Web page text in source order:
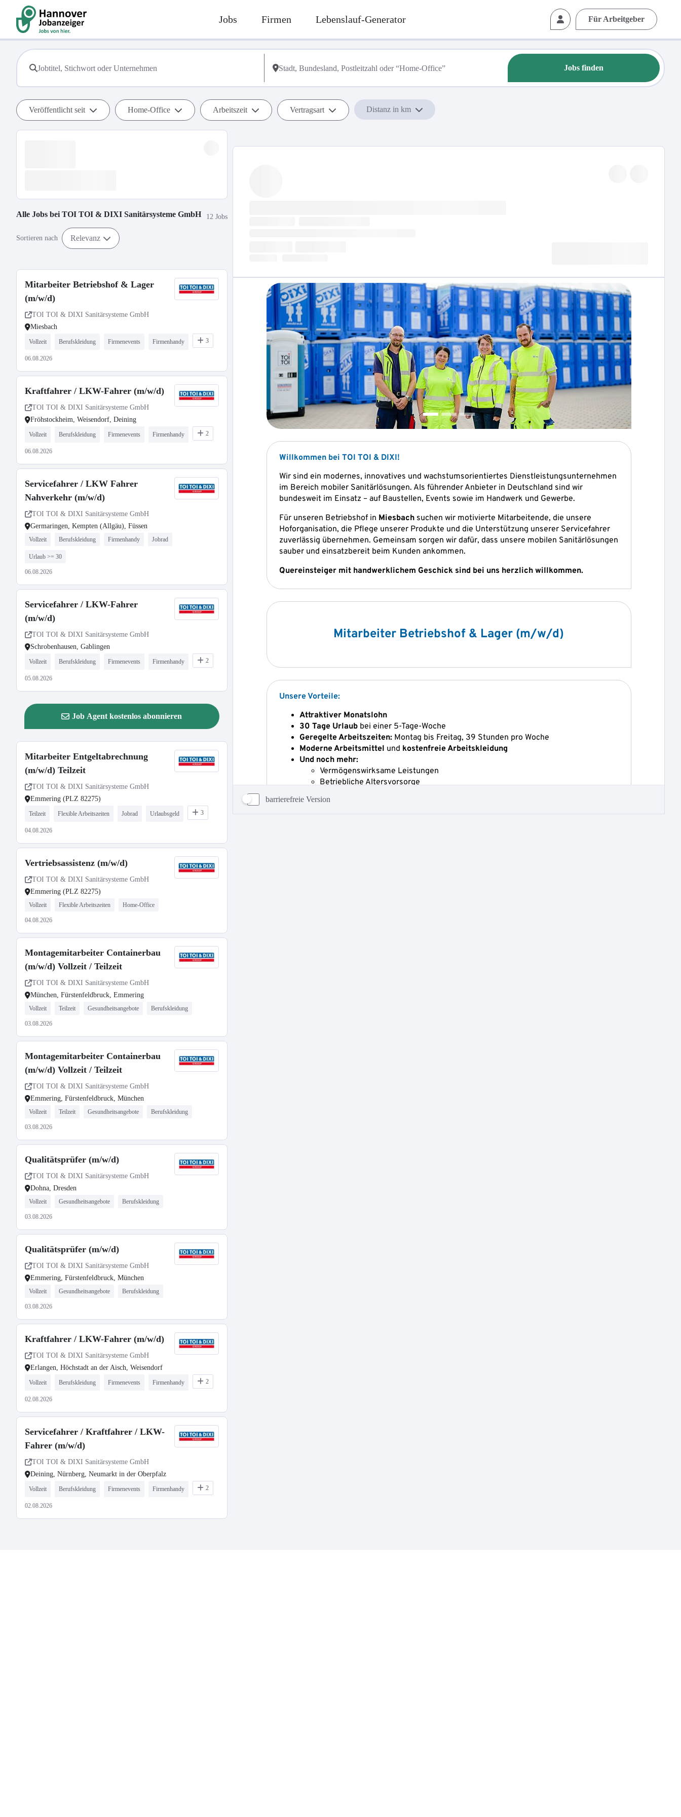
Jobs Firmen Lebenslauf-Generator Für Arbeitgeber
Jobs finden
Veröffentlicht seit Home-Office Arbeitszeit Vertragsart Distanz in km
Alle Jobs bei TOI TOI & DIXI Sanitärsysteme GmbH 12 Jobs
Sortieren nach Relevanz
Mitarbeiter Betriebshof & Lager
(m/w/d)
TOI TOI & DIXI Sanitärsysteme GmbH
Miesbach
Vollzeit Berufskleidung Firmenevents Firmenhandy 3
06.08.2026
Kraftfahrer / LKW-Fahrer (m/w/d)
TOI TOI & DIXI Sanitärsysteme GmbH
Fröhstockheim, Weisendorf, Deining
Vollzeit Berufskleidung Firmenevents Firmenhandy 2
06.08.2026
Servicefahrer / LKW Fahrer
Nahverkehr (m/w/d)
TOI TOI & DIXI Sanitärsysteme GmbH
Germaringen, Kempten (Allgäu), Füssen
Vollzeit Berufskleidung Firmenhandy Jobrad
Urlaub >= 30
06.08.2026
Servicefahrer / LKW-Fahrer
(m/w/d)
TOI TOI & DIXI Sanitärsysteme GmbH
Schrobenhausen, Gablingen
Vollzeit Berufskleidung Firmenevents Firmenhandy 2
05.08.2026
Job Agent kostenlos abonnieren
Mitarbeiter Entgeltabrechnung
(m/w/d) Teilzeit
TOI TOI & DIXI Sanitärsysteme GmbH
Emmering (PLZ 82275)
Teilzeit Flexible Arbeitszeiten Jobrad Urlaubsgeld 3
04.08.2026
Vertriebsassistenz (m/w/d)
TOI TOI & DIXI Sanitärsysteme GmbH
Emmering (PLZ 82275)
Vollzeit Flexible Arbeitszeiten Home-Office
04.08.2026
Montagemitarbeiter Containerbau
(m/w/d) Vollzeit / Teilzeit
TOI TOI & DIXI Sanitärsysteme GmbH
München, Fürstenfeldbruck, Emmering
Vollzeit Teilzeit Gesundheitsangebote Berufskleidung
03.08.2026
Montagemitarbeiter Containerbau
(m/w/d) Vollzeit / Teilzeit
TOI TOI & DIXI Sanitärsysteme GmbH
Emmering, Fürstenfeldbruck, München
Vollzeit Teilzeit Gesundheitsangebote Berufskleidung
03.08.2026
Qualitätsprüfer (m/w/d)
TOI TOI & DIXI Sanitärsysteme GmbH
Dohna, Dresden
Vollzeit Gesundheitsangebote Berufskleidung
03.08.2026
Qualitätsprüfer (m/w/d)
TOI TOI & DIXI Sanitärsysteme GmbH
Emmering, Fürstenfeldbruck, München
Vollzeit Gesundheitsangebote Berufskleidung
03.08.2026
Kraftfahrer / LKW-Fahrer (m/w/d)
TOI TOI & DIXI Sanitärsysteme GmbH
Erlangen, Höchstadt an der Aisch, Weisendorf
Vollzeit Berufskleidung Firmenevents Firmenhandy 2
02.08.2026
Servicefahrer / Kraftfahrer / LKW-
Fahrer (m/w/d)
TOI TOI & DIXI Sanitärsysteme GmbH
Deining, Nürnberg, Neumarkt in der Oberpfalz
Vollzeit Berufskleidung Firmenevents Firmenhandy 2
02.08.2026
barrierefreie Version